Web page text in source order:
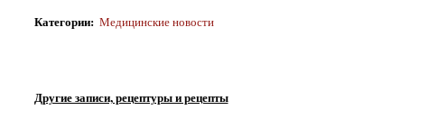
Категории: Медицинские новости
Другие записи, рецептуры и рецепты